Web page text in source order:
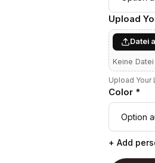
Upload
Datei
Keine
Upload Your
Color *
+ Add